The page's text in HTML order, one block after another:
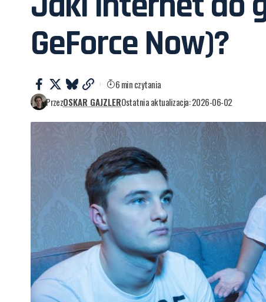
GeForce Now)?
PrzezOSKAR GAJZLEROstatnia aktualizacja: 2026-06-02
6 min czytania